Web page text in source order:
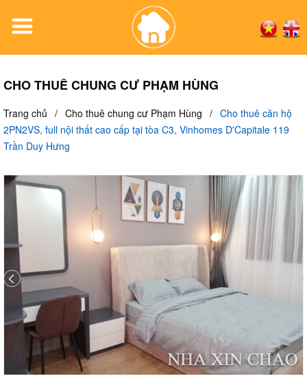
CHO THUÊ CHUNG CƯ PHẠM HÙNG
Trang chủ / Cho thuê chung cư Phạm Hùng / Cho thuê căn hộ
2PN2VS, full nội thất cao cấp tại tòa C3, Vinhomes D'Capitale 119
Trần Duy Hưng